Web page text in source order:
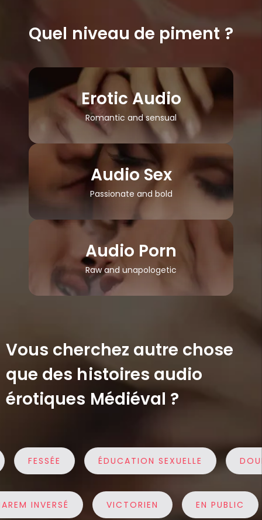
Quel niveau de piment ?
Erotic Audio
Romantic and sensual
Audio Sex
Passionate and bold
Audio Porn
Raw and unapologetic
Vous cherchez autre chose
que des histoires audio
érotiques Médiéval ?
FESSÉE ÉDUCATION SEXUELLE
HAREM INVERSÉ VICTORIEN EN PUBLIC